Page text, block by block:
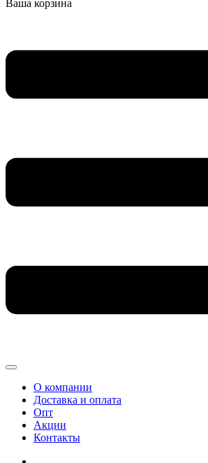
Ваша корзина
О компании
Доставка и оплата
Опт
Акции
Контакты